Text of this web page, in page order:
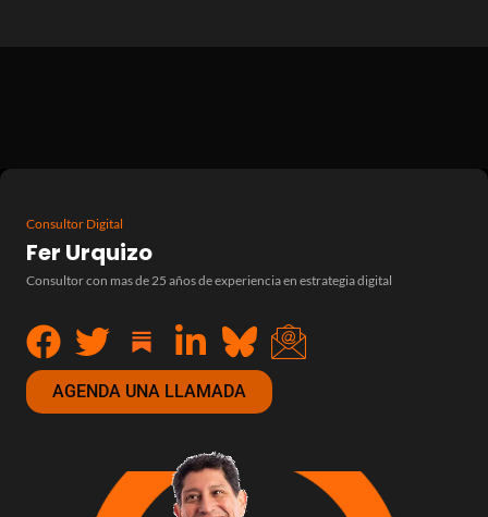
Consultor Digital
Fer Urquizo
Consultor con mas de 25 años de experiencia en estrategia digital
AGENDA UNA LLAMADA